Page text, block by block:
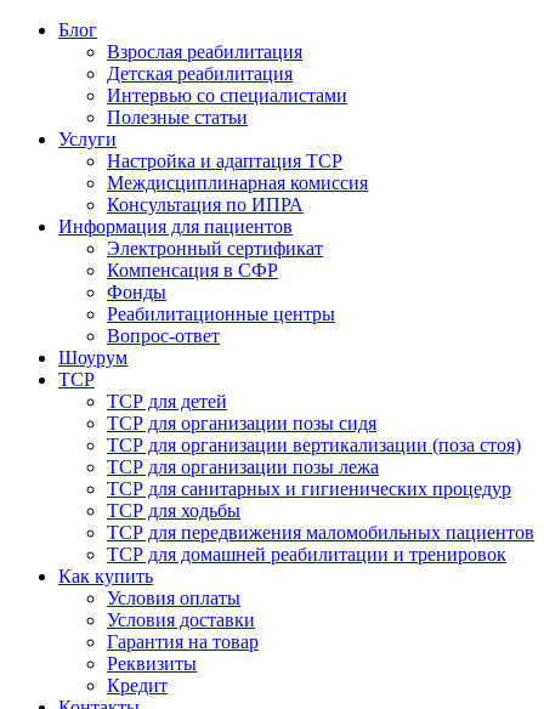
Блог
Взрослая реабилитация
Детская реабилитация
Интервью со специалистами
Полезные статьи
Услуги
Настройка и адаптация ТСР
Междисциплинарная комиссия
Консультация по ИПРА
Информация для пациентов
Электронный сертификат
Компенсация в СФР
Фонды
Реабилитационные центры
Вопрос-ответ
Шоурум
ТСР
ТСР для детей
ТСР для организации позы сидя
ТСР для организации вертикализации (поза стоя)
ТСР для организации позы лежа
ТСР для санитарных и гигиенических процедур
ТСР для ходьбы
ТСР для передвижения маломобильных пациентов
ТСР для домашней реабилитации и тренировок
Как купить
Условия оплаты
Условия доставки
Гарантия на товар
Реквизиты
Кредит